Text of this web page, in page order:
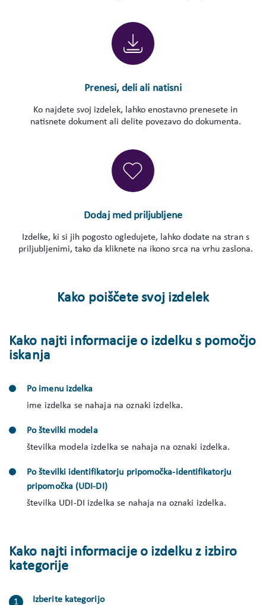
Prenesi, deli ali natisni
Ko najdete svoj izdelek, lahko enostavno prenesete in
natisnete dokument ali delite povezavo do dokumenta.
Dodaj med priljubljene
Izdelke, ki si jih pogosto ogledujete, lahko dodate na stran s
priljubljenimi, tako da kliknete na ikono srca na vrhu zaslona.
Kako poiščete svoj izdelek
Kako najti informacije o izdelku s pomočjo
iskanja
Po imenu izdelka
ime izdelka se nahaja na oznaki izdelka.
Po številki modela
številka modela izdelka se nahaja na oznaki izdelka.
Po številki identifikatorju pripomočka-identifikatorju
pripomočka (UDI-DI)
številka UDI-DI izdelka se nahaja na oznaki izdelka.
Kako najti informacije o izdelku z izbiro
kategorije
Izberite kategorijo